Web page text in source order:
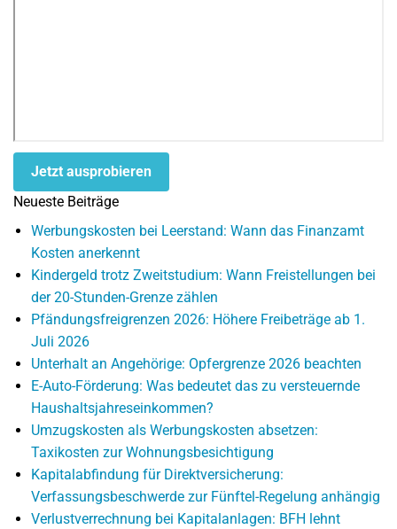
Jetzt ausprobieren
Neueste Beiträge
Werbungskosten bei Leerstand: Wann das Finanzamt
Kosten anerkennt
Kindergeld trotz Zweitstudium: Wann Freistellungen bei
der 20-Stunden-Grenze zählen
Pfändungsfreigrenzen 2026: Höhere Freibeträge ab 1.
Juli 2026
Unterhalt an Angehörige: Opfergrenze 2026 beachten
E-Auto-Förderung: Was bedeutet das zu versteuernde
Haushaltsjahreseinkommen?
Umzugskosten als Werbungskosten absetzen:
Taxikosten zur Wohnungsbesichtigung
Kapitalabfindung für Direktversicherung:
Verfassungsbeschwerde zur Fünftel-Regelung anhängig
Verlustverrechnung bei Kapitalanlagen: BFH lehnt